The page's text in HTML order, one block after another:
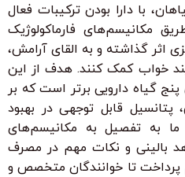
با دارا بودن ترکیبات فعال
مکانیسم‌های فارماکولوژیک
اثر گذاشته و به القای آرامش،
خواب کمک کنند. هدف از این
گیاه دارویی برتر است که بر
قابل توجهی در بهبود
به تفصیل به مکانیسم‌های
بالینی و نکات مهم در مصرف
تا خوانندگان متخصص و